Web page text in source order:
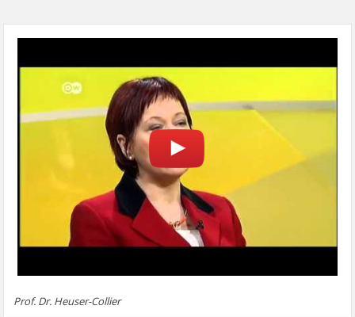
Prof. Dr. Heuser-Collier